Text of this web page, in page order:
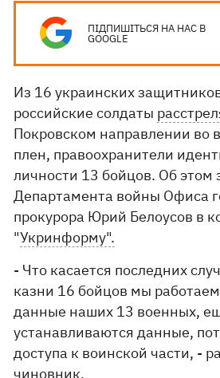
ПІДПИШІТЬСЯ НА НАС В
GOOGLE
Из 16 украинских
российские солдаты
Покровском направлении во
плен, правоохранители
личности 13 бойцов. Об этом
Департамента войны Офиса
прокурора Юрий Белоусов в
"Укринформу".
- Что касается последних
казни 16 бойцов мы
данные наших 13 военных,
устанавливаются данные,
доступа к воинской части, -
чиновник.